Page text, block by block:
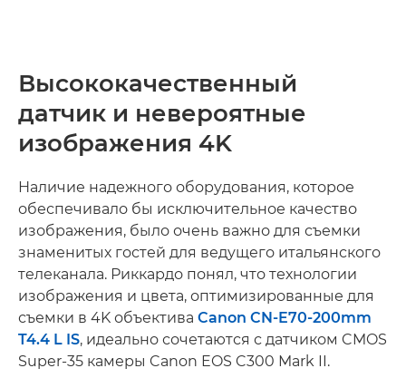
Высококачественный
датчик и невероятные
изображения 4K
Наличие надежного оборудования, которое
обеспечивало бы исключительное качество
изображения, было очень важно для съемки
знаменитых гостей для ведущего итальянского
телеканала. Риккардо понял, что технологии
изображения и цвета, оптимизированные для
съемки в 4K объектива Canon CN-E70-200mm
T4.4 L IS, идеально сочетаются с датчиком CMOS
Super-35 камеры Canon EOS C300 Mark II.